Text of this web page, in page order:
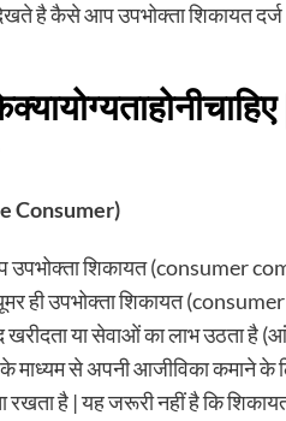
देखते है कैसे आप उपभोक्ता शिकायत
क्यायोग्यताहोनीचाहिए
Consumer)
शिकायत (consumer
ही उपभोक्ता शिकायत
खरीदता या सेवाओं का लाभ उठता
माध्यम से अपनी आजीविका कमाने के
है | यह जरूरी नहीं है कि